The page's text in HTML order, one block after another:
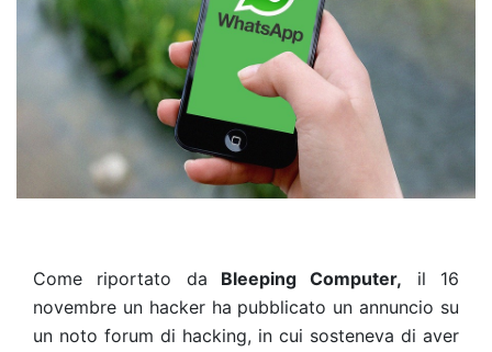
Come riportato da Bleeping Computer, il 16
novembre un hacker ha pubblicato un annuncio su
un noto forum di hacking, in cui sosteneva di aver